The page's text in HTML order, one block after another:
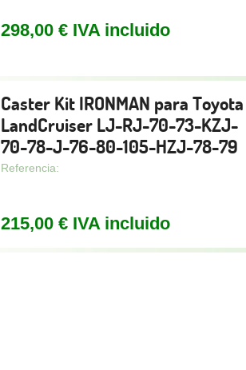
298,00 € IVA incluido
Caster Kit IRONMAN para Toyota
LandCruiser LJ-RJ-70-73-KZJ-
70-78-J-76-80-105-HZJ-78-79
Referencia:
215,00 € IVA incluido